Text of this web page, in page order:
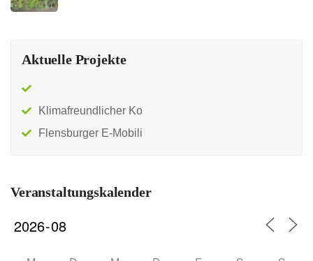
Aktuelle Projekte
Klimafreundlicher Ko
Flensburger E-Mobili
Veranstaltungskalender